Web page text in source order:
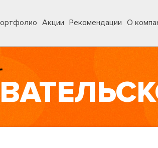
Акции Рекомендации О